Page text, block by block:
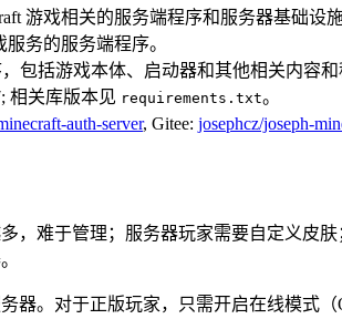
游戏相关的服务端程序和服务器基础
务的服务端程序。
包括游戏本体、启动器和其他相关内容
相关库版本见 requirements.txt。
auth-server, Gitee: josephcz/joseph-
，难于管理；服务器玩家需要自定义皮
器。对于正版玩家，只需开启在线模式